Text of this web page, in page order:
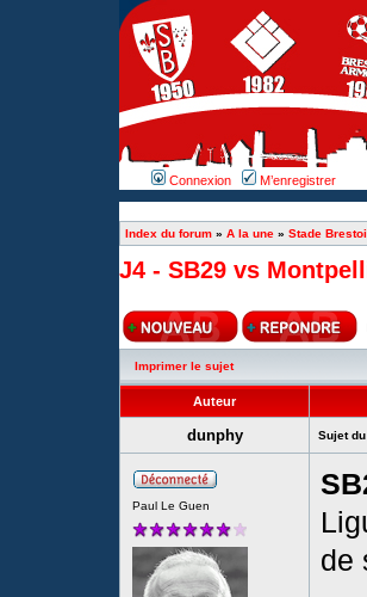
Connexion M’enregistrer
Index du forum » A la une » Stade
J4 - SB29 vs
Imprimer le sujet
Auteur
dunphy Sujet
Paul Le Guen
de